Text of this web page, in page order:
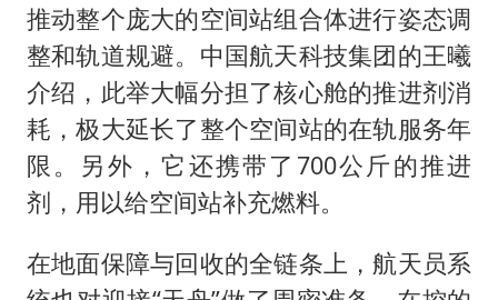
推动整个庞大的空间站组合体进行姿态调
整和轨道规避。中国航天科技集团的王曦
介绍，此举大幅分担了核心舱的推进剂消
耗，极大延长了整个空间站的在轨服务年
限。另外，它还携带了700公斤的推进
剂，用以给空间站补充燃料。
在地面保障与回收的全链条上，航天员系